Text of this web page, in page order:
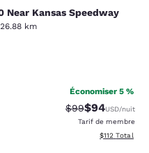
Kansas
Near Kansas Speedway
26.88 km
215 commentaires
Économiser 5 %
Tarif barré :
$99Tarif réduit :
$94USD/nuit
Tarif de membre
Afficher les
$112 Total